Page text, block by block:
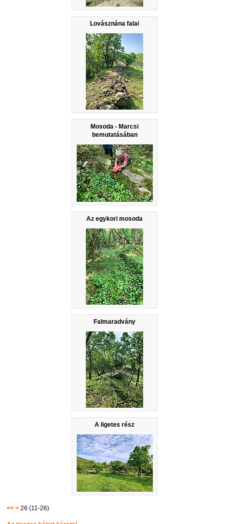
Lovásznána falai
Mosoda - Marcsi
bemutatásában
Az egykori mosoda
Falmaradvány
A ligetes rész
<< < 26 (11-26)